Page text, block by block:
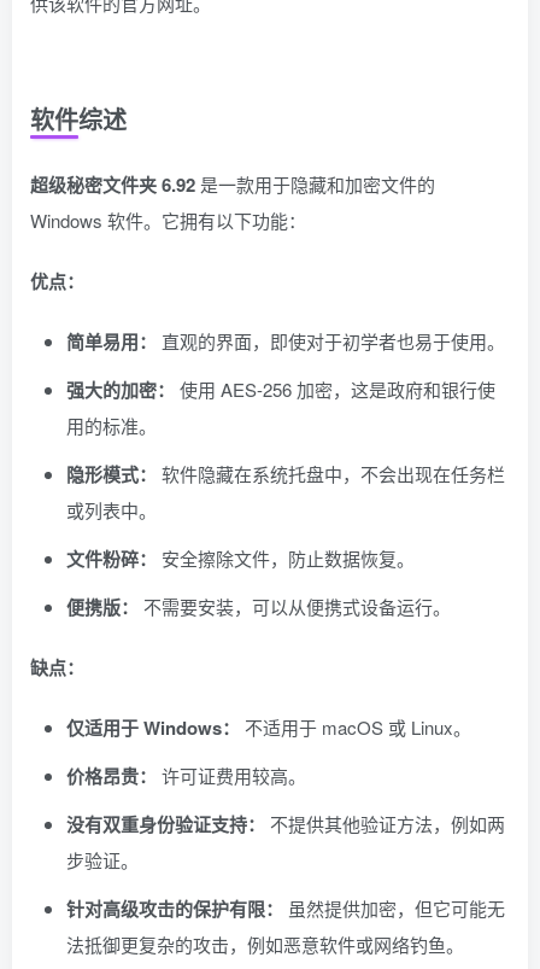
软件综述
超级秘密文件夹 6.92 是一款用于隐藏和加密文件的
Windows 软件。它拥有以下功能：
优点：
简单易用： 直观的界面，即使对于初学者也易于使用。
强大的加密：
使用 AES-256 加密，这是政府和银行使
用的标准。
隐形模式：
软件隐藏在系统托盘中，不会出现在任务栏
或列表中。
文件粉碎： 安全擦除文件，防止数据恢复。
便携版： 不需要安装，可以从便携式设备运行。
缺点：
仅适用于 Windows： 不适用于 macOS 或 Linux。
价格昂贵： 许可证费用较高。
没有双重身份验证支持：
不提供其他验证方法，例如两
步验证。
针对高级攻击的保护有限：
虽然提供加密，但它可能无
法抵御更复杂的攻击，例如恶意软件或网络钓鱼。